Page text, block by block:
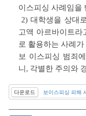
이스피싱 사례임을
2) 대학생을 상대
고액 아르바이트
로 활용하는 사례
보 이스피싱 범죄
니, 각별한 주의와
다운로드 보이스피싱 피해